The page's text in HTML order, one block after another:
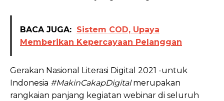
BACA JUGA: Sistem COD, Upaya
Memberikan Kepercayaan Pelanggan
Gerakan Nasional Literasi Digital 2021 -untuk
Indonesia #MakinCakapDigitalmerupakan
rangkaian panjang kegiatan webinar di seluruh